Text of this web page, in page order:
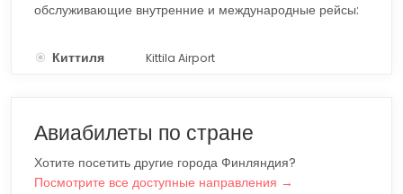
обслуживающие внутренние и международные рейсы:
Киттиля Kittila Airport
Авиабилеты по стране
Хотите посетить другие города Финляндия?
Посмотрите все доступные направления →